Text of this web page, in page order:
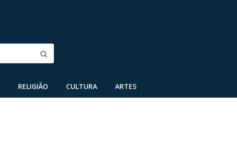
RELIGIÃO CULTURA ARTES